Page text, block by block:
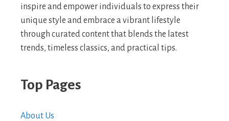
inspire and empower individuals to express their
unique style and embrace a vibrant lifestyle
through curated content that blends the latest
trends, timeless classics, and practical tips.
Top Pages
About Us